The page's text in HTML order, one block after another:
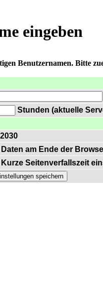
eingeben
Benutzernamen. Bitte
Stunden (aktuelle
Daten am Ende der
Kurze Seitenverfallszeit